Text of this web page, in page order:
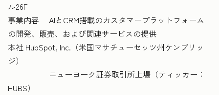
ル26F
事業内容 AIとCRM搭載のカスタマープラットフォーム
の開発、販売、および関連サービスの提供
本社 HubSpot, Inc.（米国マサチューセッツ州ケンブリッ
ジ）
ニューヨーク証券取引所上場（ティッカー：
HUBS）